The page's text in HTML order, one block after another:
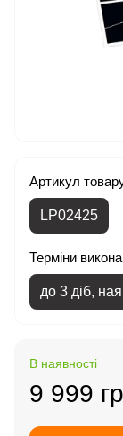
Артикул
LP02425
Терміни
до 3 діб,
В наявності
9 999